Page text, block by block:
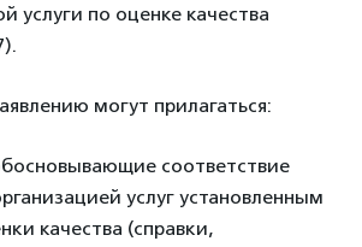
услуги по оценке качества
могут прилагаться:
соответствие
услуг установленным
качества (справки,